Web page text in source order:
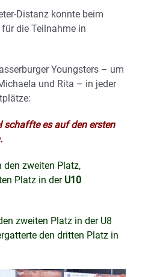
Distanz konnte beim
die Teilnahme in
Youngsters – um
und Rita – in jeder
schaffte es auf den ersten
den zweiten Platz,
Platz in der U10
zweiten Platz in der U8
den dritten Platz in